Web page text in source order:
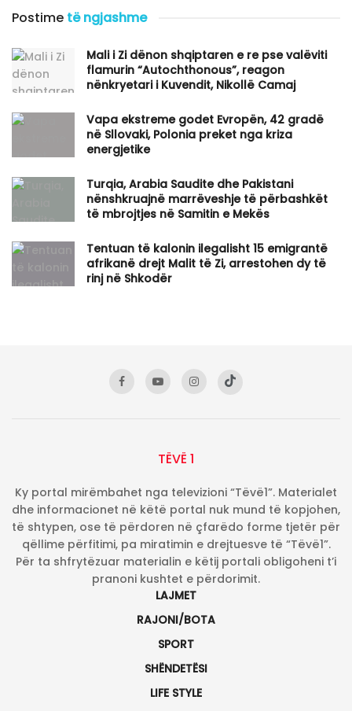
Postime të ngjashme
​Mali i Zi dënon shqiptaren e re pse valëviti
flamurin “Autochthonous”, reagon
nënkryetari i Kuvendit, Nikollë Camaj
Vapa ekstreme godet Evropën, 42 gradë
në Sllovaki, Polonia preket nga kriza
energjetike
Turqia, Arabia Saudite dhe Pakistani
nënshkruajnë marrëveshje të përbashkët
të mbrojtjes në Samitin e Mekës
Tentuan të kalonin ilegalisht 15 emigrantë
afrikanë drejt Malit të Zi, arrestohen dy të
rinj në Shkodër
TËVË 1
Ky portal mirëmbahet nga televizioni “Tëvë1”. Materialet
dhe informacionet në këtë portal nuk mund të kopjohen,
të shtypen, ose të përdoren në çfarëdo forme tjetër për
qëllime përfitimi, pa miratimin e drejtuesve të “Tëvë1”.
Për ta shfrytëzuar materialin e këtij portali obligoheni t’i
pranoni kushtet e përdorimit.
LAJMET
RAJONI/BOTA
SPORT
SHËNDETËSI
LIFE STYLE